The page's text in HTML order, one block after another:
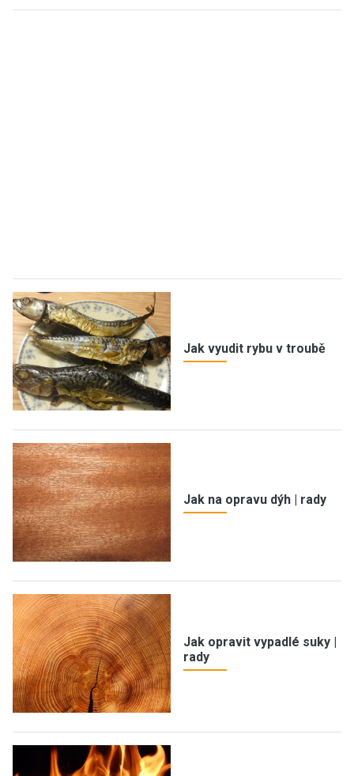
Jak vyudit rybu v troubě
Jak na opravu dýh | rady
Jak opravit vypadlé suky |
rady